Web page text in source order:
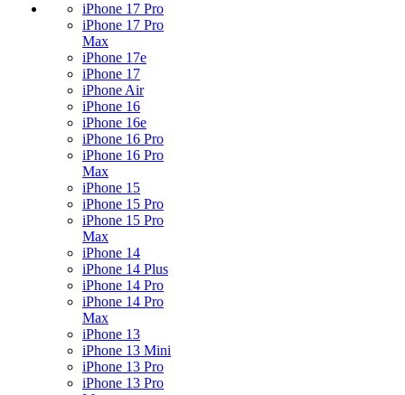
iPhone 17 Pro
iPhone 17 Pro
Max
iPhone 17e
iPhone 17
iPhone Air
iPhone 16
iPhone 16e
iPhone 16 Pro
iPhone 16 Pro
Max
iPhone 15
iPhone 15 Pro
iPhone 15 Pro
Max
iPhone 14
iPhone 14 Plus
iPhone 14 Pro
iPhone 14 Pro
Max
iPhone 13
iPhone 13 Mini
iPhone 13 Pro
iPhone 13 Pro